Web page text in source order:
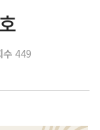
수 449